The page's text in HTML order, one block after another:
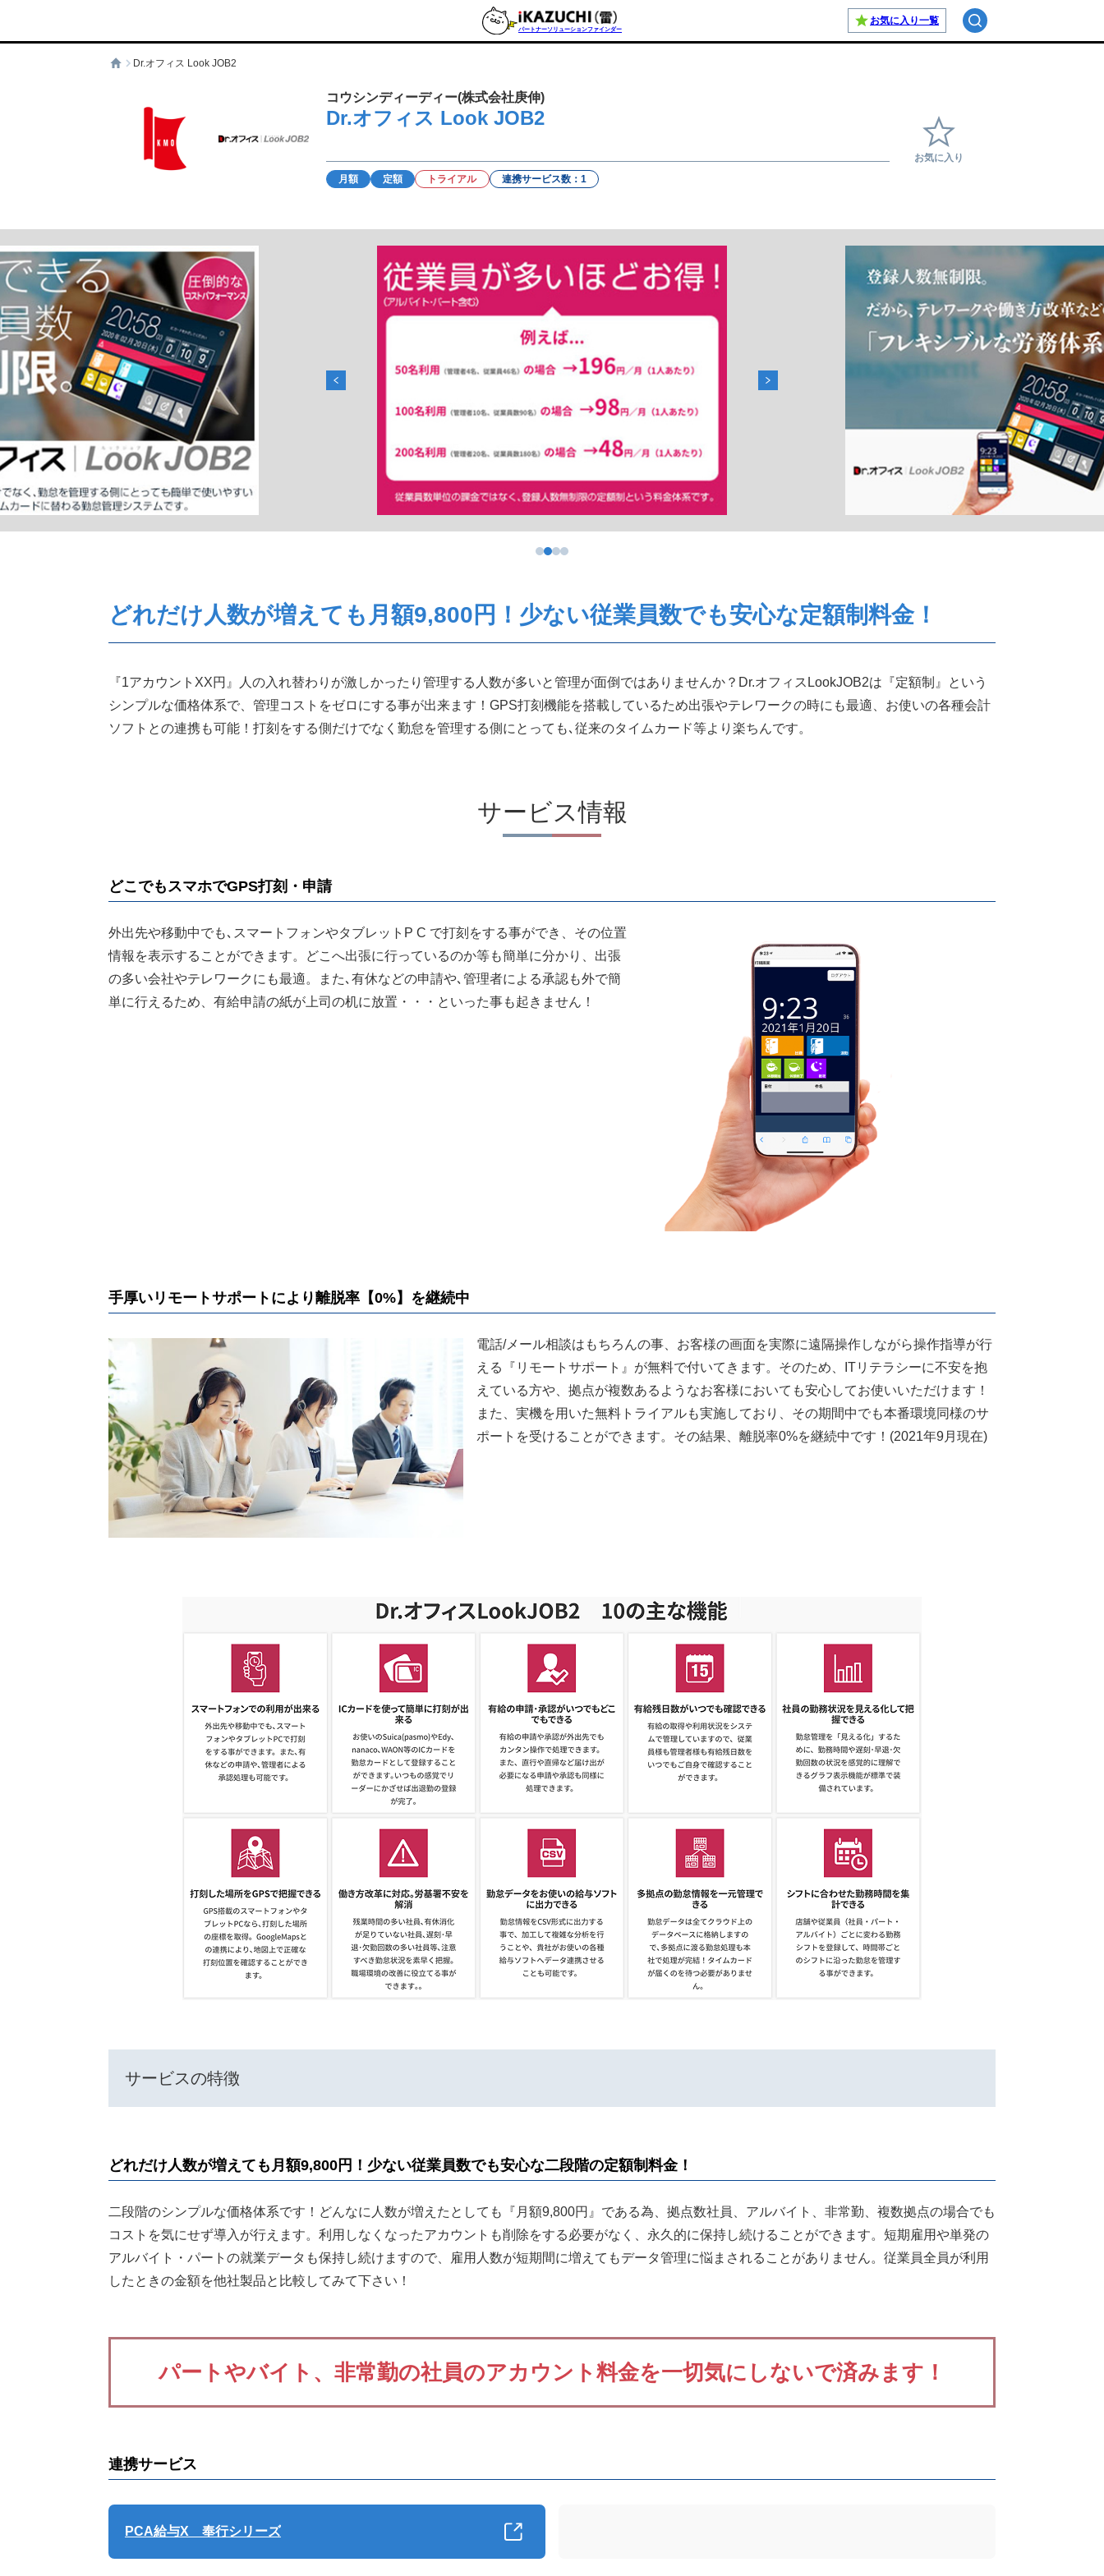
パートナーソリューションファインダー
お気に入り一覧
Dr.オフィス Look JOB2
コウシンディーディー(株式会社庚伸)
Dr.オフィス Look JOB2
月額 定額 トライアル 連携サービス数：1
お気に入り
どれだけ人数が増えても月額9,800円！少ない従業員数でも安心な定額制料金！
『1アカウントXX円』人の入れ替わりが激しかったり管理する人数が多いと管理が面倒ではありませんか？Dr.オフィスLookJOB2は『定額制』という
シンプルな価格体系で、管理コストをゼロにする事が出来ます！GPS打刻機能を搭載しているため出張やテレワークの時にも最適、お使いの各種会計
ソフトとの連携も可能！打刻をする側だけでなく勤怠を管理する側にとっても､従来のタイムカード等より楽ちんです。
サービス情報
どこでもスマホでGPS打刻・申請
外出先や移動中でも､スマートフォンやタブレットP C で打刻をする事ができ、その位置
情報を表示することができます。どこへ出張に行っているのか等も簡単に分かり、出張
の多い会社やテレワークにも最適。また､有休などの申請や､管理者による承認も外で簡
単に行えるため、有給申請の紙が上司の机に放置・・・といった事も起きません！
手厚いリモートサポートにより離脱率【0%】を継続中
電話/メール相談はもちろんの事、お客様の画面を実際に遠隔操作しながら操作指導が行
える『リモートサポート』が無料で付いてきます。そのため、ITリテラシーに不安を抱
えている方や、拠点が複数あるようなお客様においても安心してお使いいただけます！
また、実機を用いた無料トライアルも実施しており、その期間中でも本番環境同様のサ
ポートを受けることができます。その結果、離脱率0%を継続中です！(2021年9月現在)
サービスの特徴
どれだけ人数が増えても月額9,800円！少ない従業員数でも安心な二段階の定額制料金！
二段階のシンプルな価格体系です！どんなに人数が増えたとしても『月額9,800円』である為、拠点数社員、アルバイト、非常勤、複数拠点の場合でも
コストを気にせず導入が行えます。利用しなくなったアカウントも削除をする必要がなく、永久的に保持し続けることができます。短期雇用や単発の
アルバイト・パートの就業データも保持し続けますので、雇用人数が短期間に増えてもデータ管理に悩まされることがありません。従業員全員が利用
したときの金額を他社製品と比較してみて下さい！
パートやバイト、非常勤の社員のアカウント料金を一切気にしないで済みます！
連携サービス
PCA給与X 奉行シリーズ